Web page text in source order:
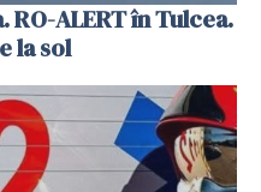
ALERT în Tulcea.
la sol